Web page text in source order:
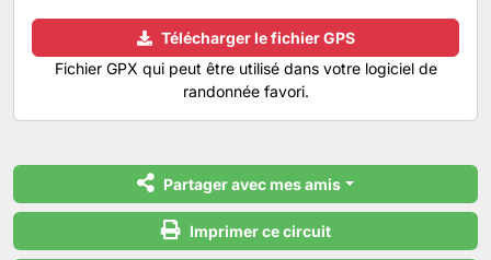
Télécharger le fichier GPS
Fichier GPX qui peut être utilisé dans votre logiciel de
randonnée favori.
Partager avec mes amis
Imprimer ce circuit